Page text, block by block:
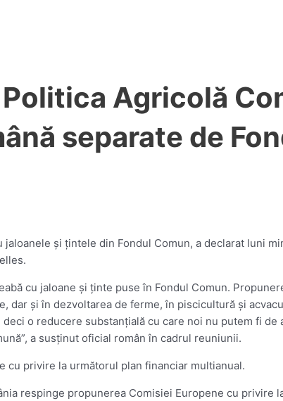
Agricolă
separate de
şi ţintele din Fondul Comun, a declarat luni
cu jaloane şi ţinte puse în Fondul Comun.
şi în dezvoltarea de ferme, în piscicultură şi
o reducere substanţială cu care noi nu putem fi
a susţinut oficial român în cadrul reuniunii.
cu privire la următorul plan financiar multianual.
respinge propunerea Comisiei Europene cu